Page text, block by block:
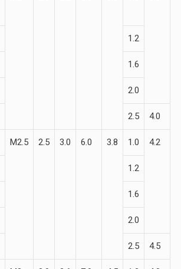
1.2
1.6
2.0
2.5 4.0
М2.5 2.5 3.0 6.0 3.8 1.0 4.2
1.2
1.6
2.0
2.5 4.5